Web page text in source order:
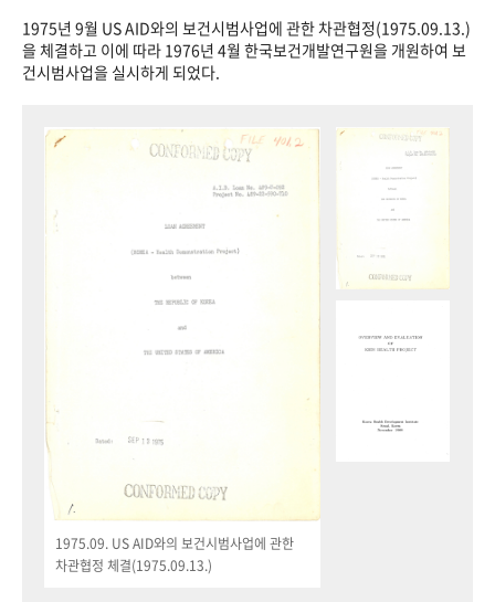
1975년 9월 US AID와의 보건시범사업에 관한 차관협정(1975.09.13.)
을 체결하고 이에 따라 1976년 4월 한국보건개발연구원을 개원하여 보
건시범사업을 실시하게 되었다.
1975.09. US AID와의 보건시범사업에 관한
차관협정 체결(1975.09.13.)